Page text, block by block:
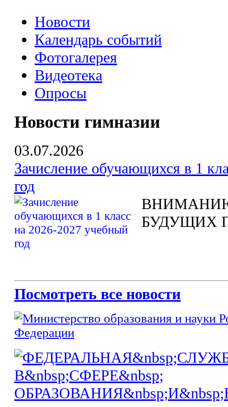
Новости
Календарь событий
Фотогалерея
Видеотека
Опросы
Новости гимназии
03.07.2026
Зачисление обучающихся в 1
год
БУДУЩИХ
Посмотреть все новости